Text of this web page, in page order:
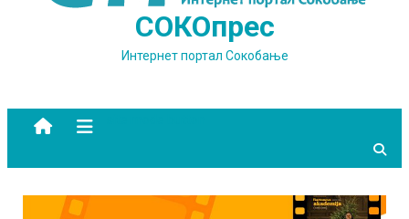
СОКОпрес
Интернет портал Сокобање